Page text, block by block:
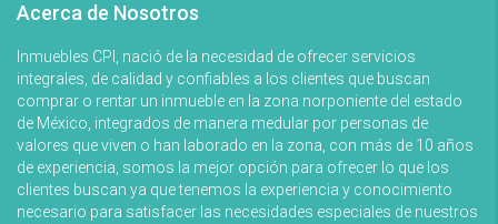
Acerca de Nosotros
Inmuebles CPI, nació de la necesidad de ofrecer servicios
integrales, de calidad y confiables a los clientes que buscan
comprar o rentar un inmueble en la zona norponiente del estado
de México, integrados de manera medular por personas de
valores que viven o han laborado en la zona, con más de 10 años
de experiencia, somos la mejor opción para ofrecer lo que los
clientes buscan ya que tenemos la experiencia y conocimiento
necesario para satisfacer las necesidades especiales de nuestros